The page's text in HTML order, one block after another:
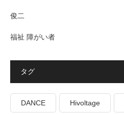
俊二
福祉 障がい者
タグ
DANCE Hivoltage